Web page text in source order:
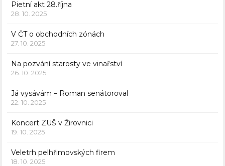
Pietní akt 28.října
28. 10. 2025
V ČT o obchodních zónách
27. 10. 2025
Na pozvání starosty ve vinařství
26. 10. 2025
Já vysávám – Roman senátoroval
22. 10. 2025
Koncert ZUŠ v Žirovnici
19. 10. 2025
Veletrh pelhřimovských firem
18. 10. 2025